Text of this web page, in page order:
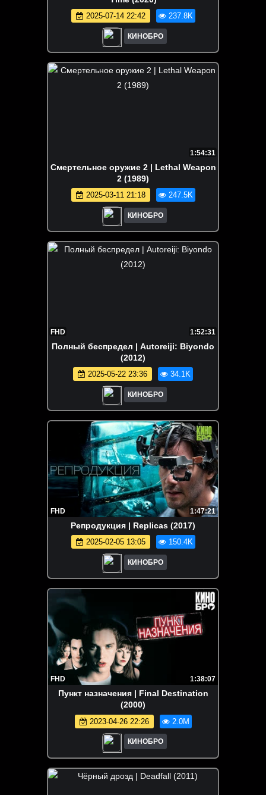
2025-07-14 22:42 237.8K
КИНОБРО
1:54:31
Смертельное оружие 2 | Lethal Weapon
2 (1989)
2025-03-11 21:18 247.5K
КИНОБРО
FHD 1:52:31
Полный беспредел | Autoreiji: Biyondo
(2012)
2025-05-22 23:36 34.1K
КИНОБРО
FHD 1:47:21
Репродукция | Replicas (2017)
2025-02-05 13:05 150.4K
КИНОБРО
FHD 1:38:07
Пункт назначения | Final Destination
(2000)
2023-04-26 22:26 2.0M
КИНОБРО